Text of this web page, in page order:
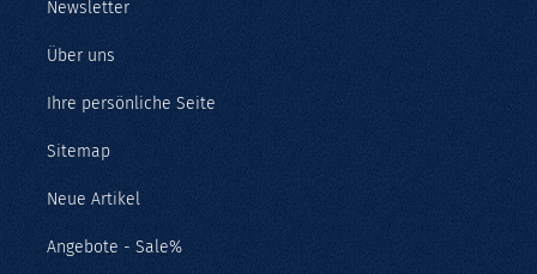
Newsletter
Über uns
Ihre persönliche Seite
Sitemap
Neue Artikel
Angebote - Sale%